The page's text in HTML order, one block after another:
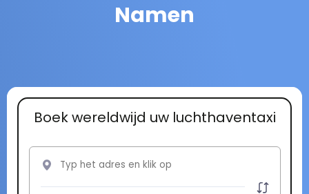
Namen
Boek wereldwijd uw luchthaventaxi